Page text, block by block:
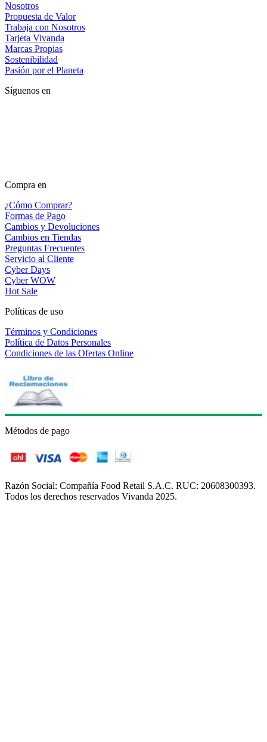
Nosotros
Propuesta de Valor
Trabaja con Nosotros
Tarjeta Vivanda
Marcas Propias
Sostenibilidad
Pasión por el Planeta
Síguenos en
Compra en
¿Cómo Comprar?
Formas de Pago
Cambios y Devoluciones
Cambios en Tiendas
Preguntas Frecuentes
Servicio al Cliente
Cyber Days
Cyber WOW
Hot Sale
Políticas de uso
Términos y Condiciones
Política de Datos Personales
Condiciones de las Ofertas Online
Métodos de pago
Razón Social: Compañía Food Retail S.A.C. RUC: 20608300393.
Todos los derechos reservados Vivanda 2025.